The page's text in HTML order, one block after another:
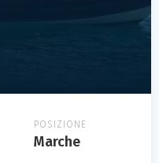
POSIZIONE
Marche